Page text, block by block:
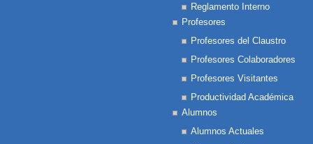
Reglamento Interno
Profesores
Profesores del Claustro
Profesores Colaboradores
Profesores Visitantes
Productividad Académica
Alumnos
Alumnos Actuales